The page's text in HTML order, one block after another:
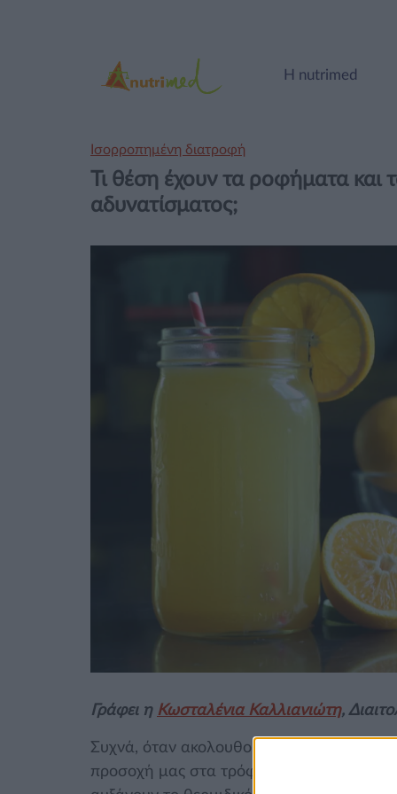
Η nutrimed
Ισορροπημένη διατροφή
Τι θέση έχουν τα ροφήματα
αδυνατίσματος;
Γράφει η Κωσταλένια Καλλιανιώτη,
Συχνά, όταν ακολουθούμε μια δίαιτα
προσοχή μας στα τρόφιμα, ξεχνώντας ότι